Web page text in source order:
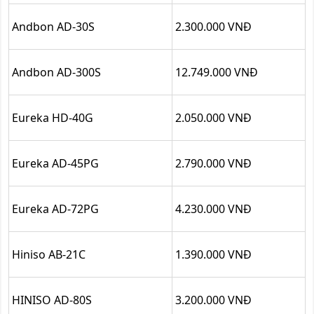
Andbon AD-30S 2.300.000 VNĐ
Andbon AD-300S 12.749.000 VNĐ
Eureka HD-40G 2.050.000 VNĐ
Eureka AD-45PG 2.790.000 VNĐ
Eureka AD-72PG 4.230.000 VNĐ
Hiniso AB-21C 1.390.000 VNĐ
HINISO AD-80S 3.200.000 VNĐ